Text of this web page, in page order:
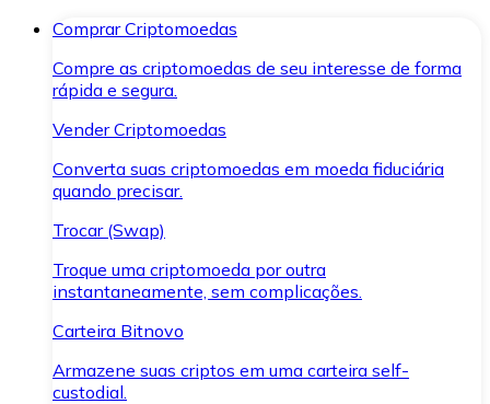
Comprar Criptomoedas
Compre as criptomoedas de seu interesse de forma
rápida e segura.
Vender Criptomoedas
Converta suas criptomoedas em moeda fiduciária
quando precisar.
Trocar (Swap)
Troque uma criptomoeda por outra
instantaneamente, sem complicações.
Carteira Bitnovo
Armazene suas criptos em uma carteira self-
custodial.